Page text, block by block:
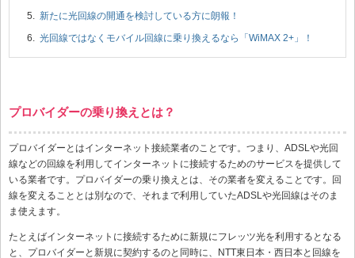
新たに光回線の開通を検討している方に朗報！
光回線ではなくモバイル回線に乗り換えるなら「WiMAX 2+」！
プロバイダーの乗り換えとは？
プロバイダーとはインターネット接続業者のことです。つまり、ADSLや光回
線などの回線を利用してインターネットに接続するためのサービスを提供して
いる業者です。プロバイダーの乗り換えとは、その業者を変えることです。回
線を変えることとは別なので、それまで利用していたADSLや光回線はそのま
ま使えます。
たとえばインターネットに接続するために新規にフレッツ光を利用するとなる
と、プロバイダーと新規に契約するのと同時に、NTT東日本・西日本と回線を